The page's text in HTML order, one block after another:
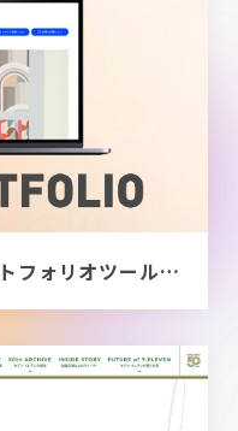
[PR]クリエイター向けポートフォリオツール｜BRIK PORTFOLIO